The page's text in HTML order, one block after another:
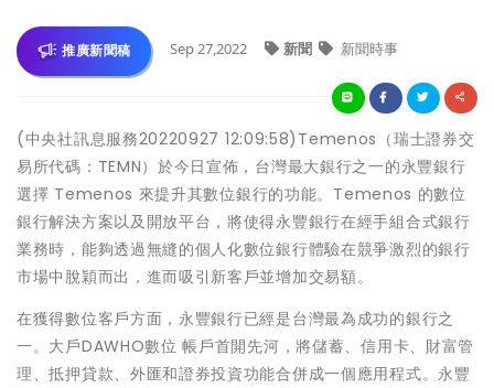
推廣新聞稿 Sep 27,2022 新聞 新聞時事
(中央社訊息服務20220927 12:09:58)Temenos（瑞士證券交
易所代碼：TEMN）於今日宣佈，台灣最大銀行之一的永豐銀行
選擇 Temenos 來提升其數位銀行的功能。Temenos 的數位
銀行解決方案以及開放平台，將使得永豐銀行在經手組合式銀行
業務時，能夠透過無縫的個人化數位銀行體驗在競爭激烈的銀行
市場中脫穎而出，進而吸引新客戶並增加交易額。
在獲得數位客戶方面，永豐銀行已經是台灣最為成功的銀行之
一。大戶DAWHO數位 帳戶首開先河，將儲蓄、信用卡、財富管
理、抵押貸款、外匯和證券投資功能合併成一個應用程式。永豐